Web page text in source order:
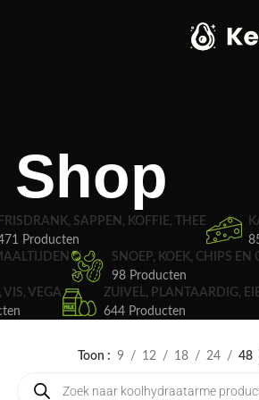
Shop
FRISDRANK, SAPPEN, KOFFIE, THEE
Producten
SNOEP, KOEK, CHIPS EN
98 Producten
VIS, VEGA
ZUIVEL, PLANTAARDIG,
644 Producten
Toon 9 12 18 24 48